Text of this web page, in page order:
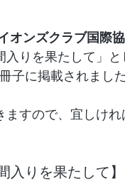
オンズクラブ国際
りを果たして」と
子に掲載されました
すので、宜しけれ
入りを果たして】